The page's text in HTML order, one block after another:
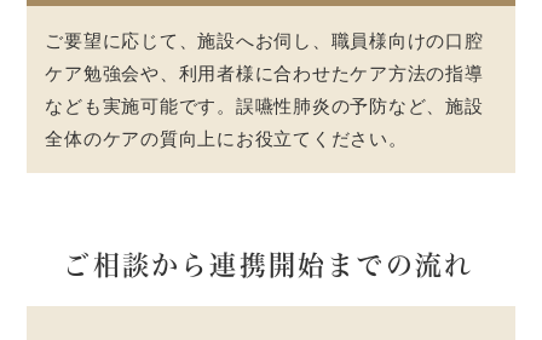
ご要望に応じて、施設へお伺し、職員様向けの口腔
ケア勉強会や、利用者様に合わせたケア方法の指導
なども実施可能です。誤嚥性肺炎の予防など、施設
全体のケアの質向上にお役立てください。
ご相談から連携開始までの流れ